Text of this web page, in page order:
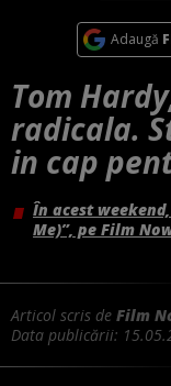
Adaugă
Tom
radicala.
in cap
În acest
Me)”, pe Film
Articol scris de Film
Data publicării: